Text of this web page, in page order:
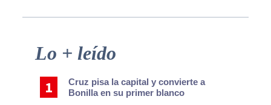
Primary
Lo + leído
Cruz pisa la capital y convierte a
Bonilla en su primer blanco